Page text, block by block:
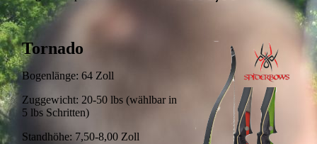
Tornado
Bogenlänge: 64 Zoll
Zuggewicht: 20-50 lbs (wählbar in
5 lbs Schritten)
Standhöhe: 7,50-8,00 Zoll